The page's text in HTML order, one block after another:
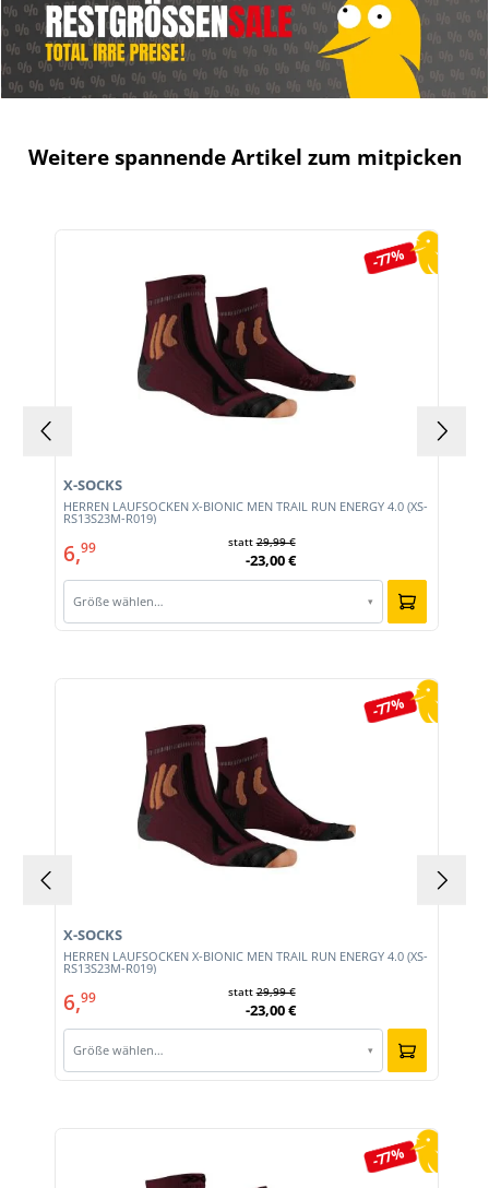
Weitere spannende Artikel zum mitpicken
-77%
HERREN LAUFSOCKEN X-BIONIC MEN TRAIL RUN ENERGY 4.0 (XS-
RS13S23M-R019)
X-SOCKS
6,99 statt29,99 €
-23,00 €
Größe wählen… ▾
-77%
HERREN LAUFSOCKEN X-BIONIC MEN TRAIL RUN ENERGY 4.0 (XS-
RS13S23M-R019)
X-SOCKS
6,99 statt29,99 €
-23,00 €
Größe wählen… ▾
-77%